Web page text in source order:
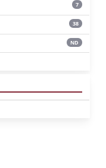
7
38
ND